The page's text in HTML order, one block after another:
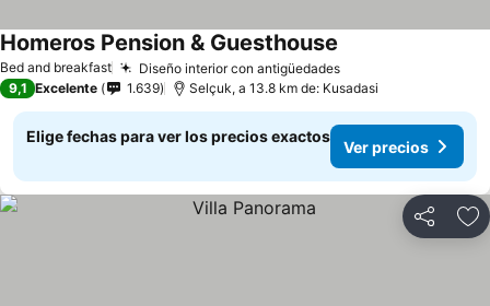
Bed and breakfast Diseño interior con antigüedades
Homeros Pension & Guesthouse
9,1 Excelente 1.639 Selçuk, a 13.8 km de: Kusadasi
Elige fechas para ver los precios exactos
Ver precios
Compartir